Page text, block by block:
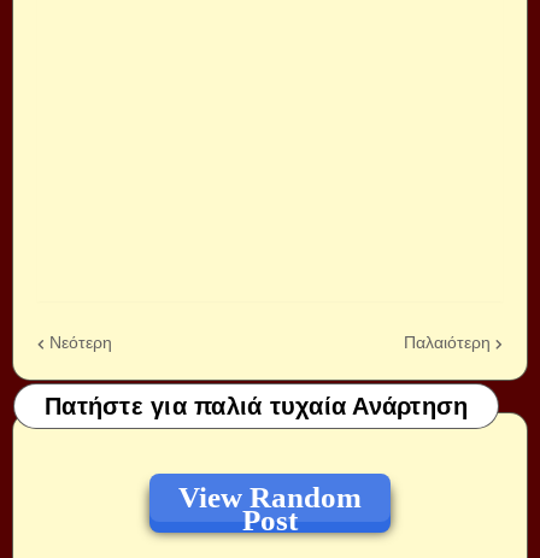
Νεότερη Παλαιότερη
Πατήστε για παλιά τυχαία Ανάρτηση
View Random
Post